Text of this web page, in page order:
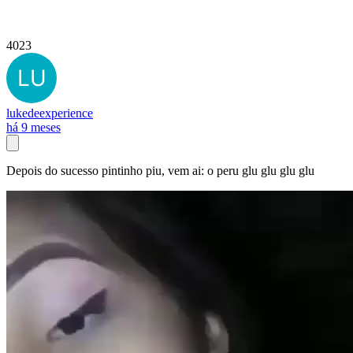
4023
lukedeexperience
há 9 meses
Depois do sucesso pintinho piu, vem ai: o peru glu glu glu glu